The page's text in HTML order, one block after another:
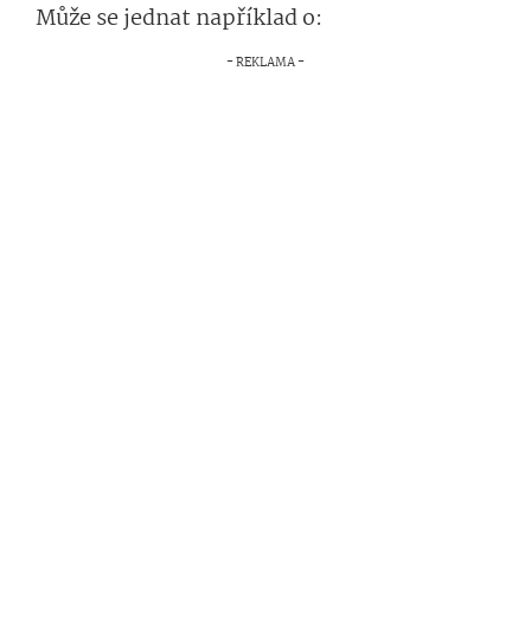
Může se jednat například o: